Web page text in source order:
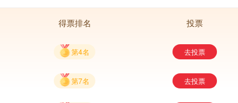
得票排名 投票
第4名 去投票
第7名 去投票